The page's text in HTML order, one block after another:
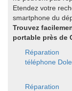
Etendez votre
smartphone du
Trouvez
portable près de
Réparation
téléphone Dole
Réparation